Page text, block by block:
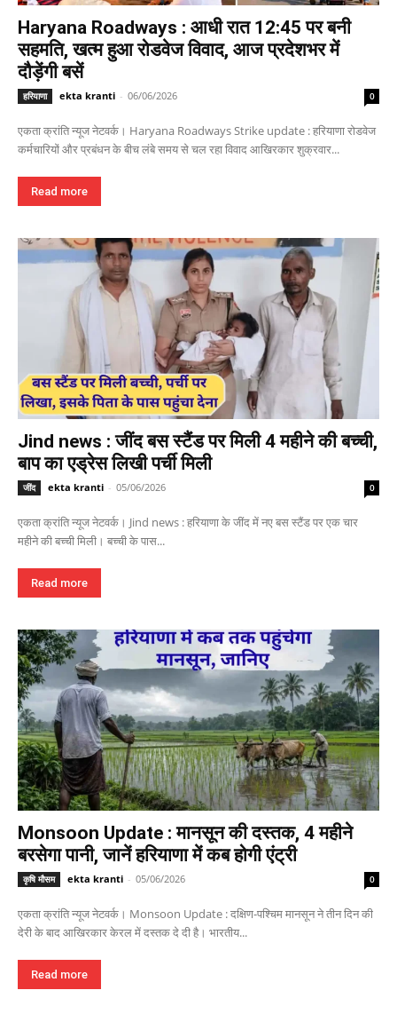
Haryana Roadways : आधी रात 12:45 पर बनी
सहमति, खत्म हुआ रोडवेज विवाद, आज प्रदेशभर में
दौड़ेंगी बसें
हरियाणा ekta kranti - 06/06/2026 0
एकता क्रांति न्यूज नेटवर्क। Haryana Roadways Strike update : हरियाणा रोडवेज
कर्मचारियों और प्रबंधन के बीच लंबे समय से चल रहा विवाद आखिरकार शुक्रवार...
Read more
Jind news : जींद बस स्टैंड पर मिली 4 महीने की बच्ची,
बाप का एड्रेस लिखी पर्ची मिली
जींद ekta kranti - 05/06/2026 0
एकता क्रांति न्यूज नेटवर्क। Jind news : हरियाणा के जींद में नए बस स्टैंड पर एक चार
महीने की बच्ची मिली। बच्ची के पास...
Read more
Monsoon Update : मानसून की दस्तक, 4 महीने
बरसेगा पानी, जानें हरियाणा में कब होगी एंट्री
कृषि मौसम ekta kranti - 05/06/2026 0
एकता क्रांति न्यूज नेटवर्क। Monsoon Update : दक्षिण-पश्चिम मानसून ने तीन दिन की
देरी के बाद आखिरकार केरल में दस्तक दे दी है। भारतीय...
Read more